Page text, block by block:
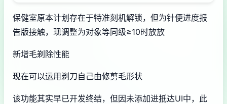
保健室原本计划存在于特准刻机解锁，但为针便进度报
告版接触，现调整为对象等同级≥10时放放
新增毛剃除性能
现在可以运用剃刀自己由修剪毛形状
该功能其实早已开发终结，但因未添加进抵达UI中，此